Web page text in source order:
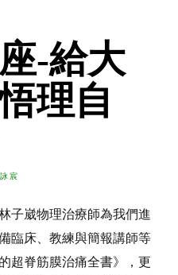
-給大
理自
宸
子崴物理治療師為我們進
臨床、教練與簡報講師等
超脊筋膜治痛全書》，更